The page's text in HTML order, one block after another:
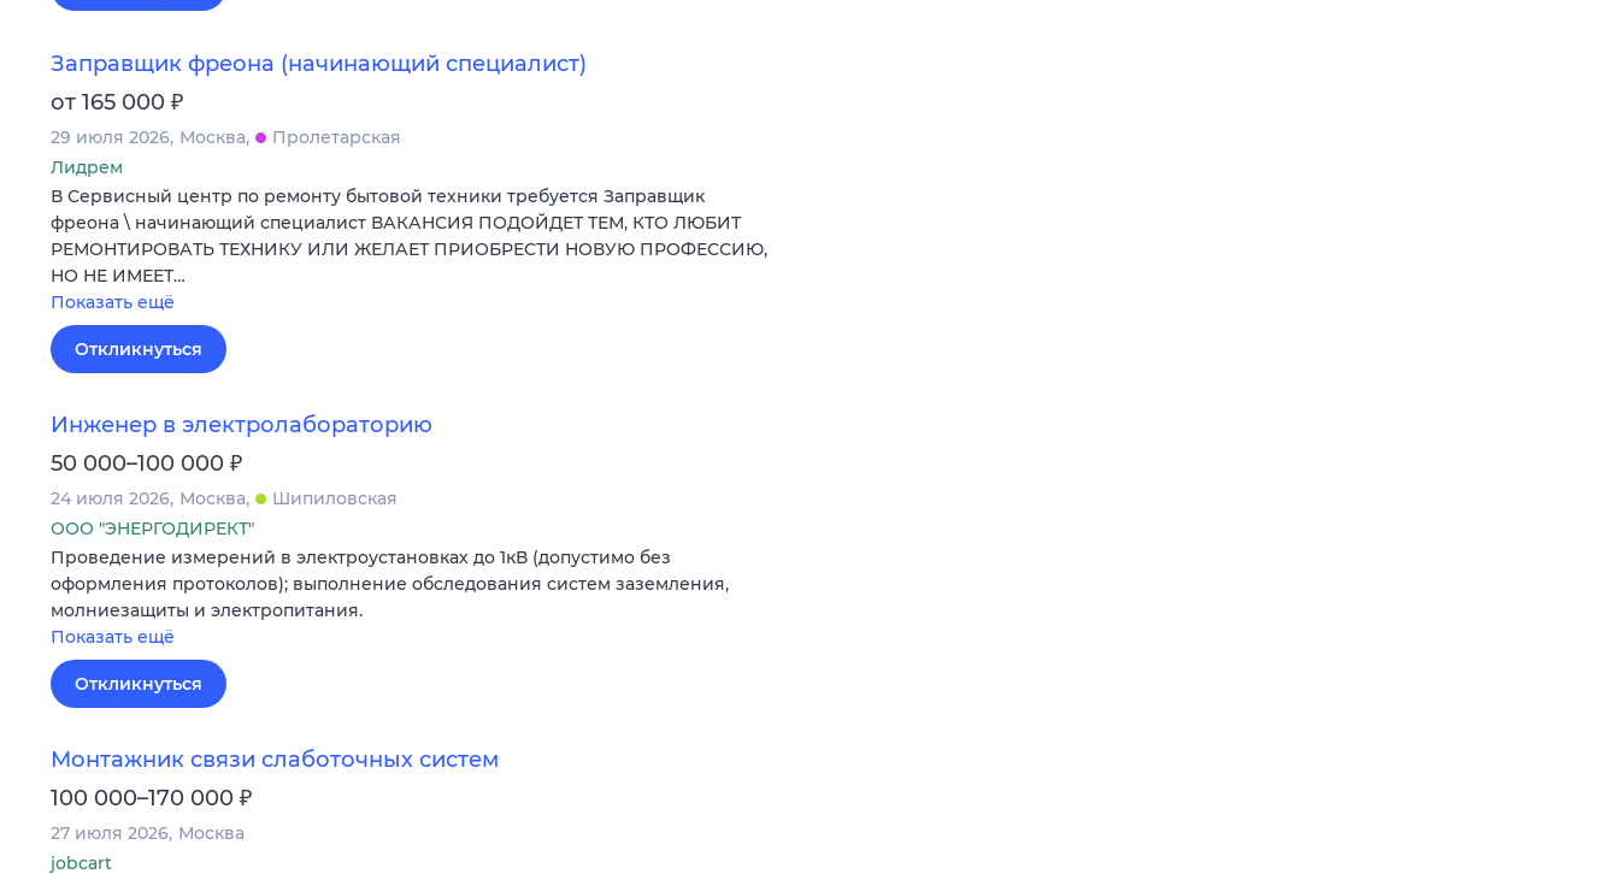
Заправщик фреона (начинающий специалист)
от 165 000 ₽
29 июля 2026 Москва
Пролетарская
Лидрем
В Сервисный центр по ремонту бытовой техники требуется Заправщик
фреона \ начинающий специалист ВАКАНСИЯ ПОДОЙДЕТ ТЕМ, КТО ЛЮБИТ
РЕМОНТИРОВАТЬ ТЕХНИКУ ИЛИ ЖЕЛАЕТ ПРИОБРЕСТИ НОВУЮ ПРОФЕССИЮ,
НО НЕ ИМЕЕТ…
Показать ещё
Откликнуться
Инженер в электролабораторию
50 000–100 000 ₽
24 июля 2026 Москва
Шипиловская
ООО "ЭНЕРГОДИРЕКТ"
Проведение измерений в электроустановках до 1кВ (допустимо без
оформления протоколов); выполнение обследования систем заземления,
молниезащиты и электропитания.
Показать ещё
Откликнуться
Монтажник связи слаботочных систем
100 000–170 000 ₽
27 июля 2026 Москва
jobcart